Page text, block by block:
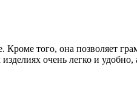
того, она позволяет
очень легко и удобно,